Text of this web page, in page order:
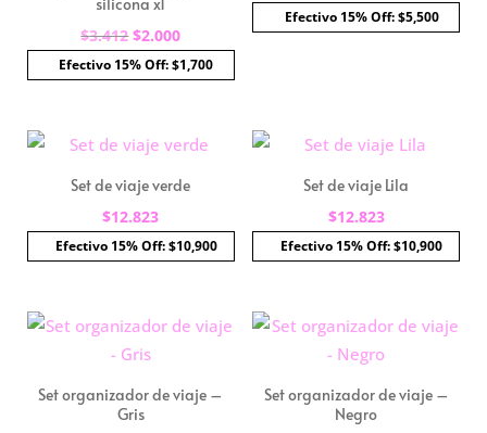
$3.412El
precio
$3.412.
$2.000El
precio
$2.000.
Efectivo 15% Off: $1,700
Efectivo 15% Off: $5,500
Set de viaje verde
$12.823
Efectivo 15% Off: $10,900
Set de viaje Lila
$12.823
Efectivo 15% Off: $10,900
Set organizador de viaje –
Gris
Set organizador de viaje –
Negro